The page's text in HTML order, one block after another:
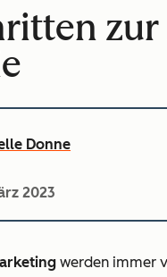
Donne
2023
werden immer